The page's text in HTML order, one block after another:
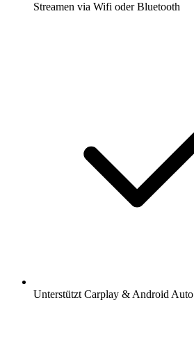
Streamen via Wifi oder Bluetooth
Unterstützt Carplay & Android Auto